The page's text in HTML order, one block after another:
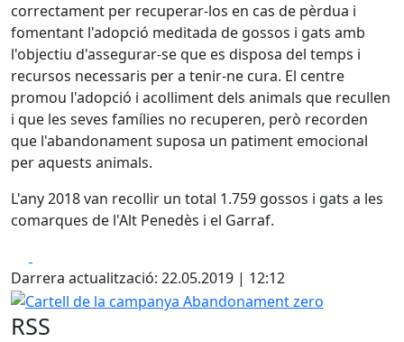
correctament per recuperar-los en cas de pèrdua i
fomentant l'adopció meditada de gossos i gats amb
l'objectiu d'assegurar-se que es disposa del temps i
recursos necessaris per a tenir-ne cura. El centre
promou l'adopció i acolliment dels animals que recullen
i que les seves famílies no recuperen, però recorden
que l'abandonament suposa un patiment emocional
per aquests animals.
L'any 2018 van recollir un total 1.759 gossos i gats a les
comarques de l'Alt Penedès i el Garraf.
Darrera actualització: 22.05.2019 | 12:12
Cartell de la campanya Abandonament zero
RSS